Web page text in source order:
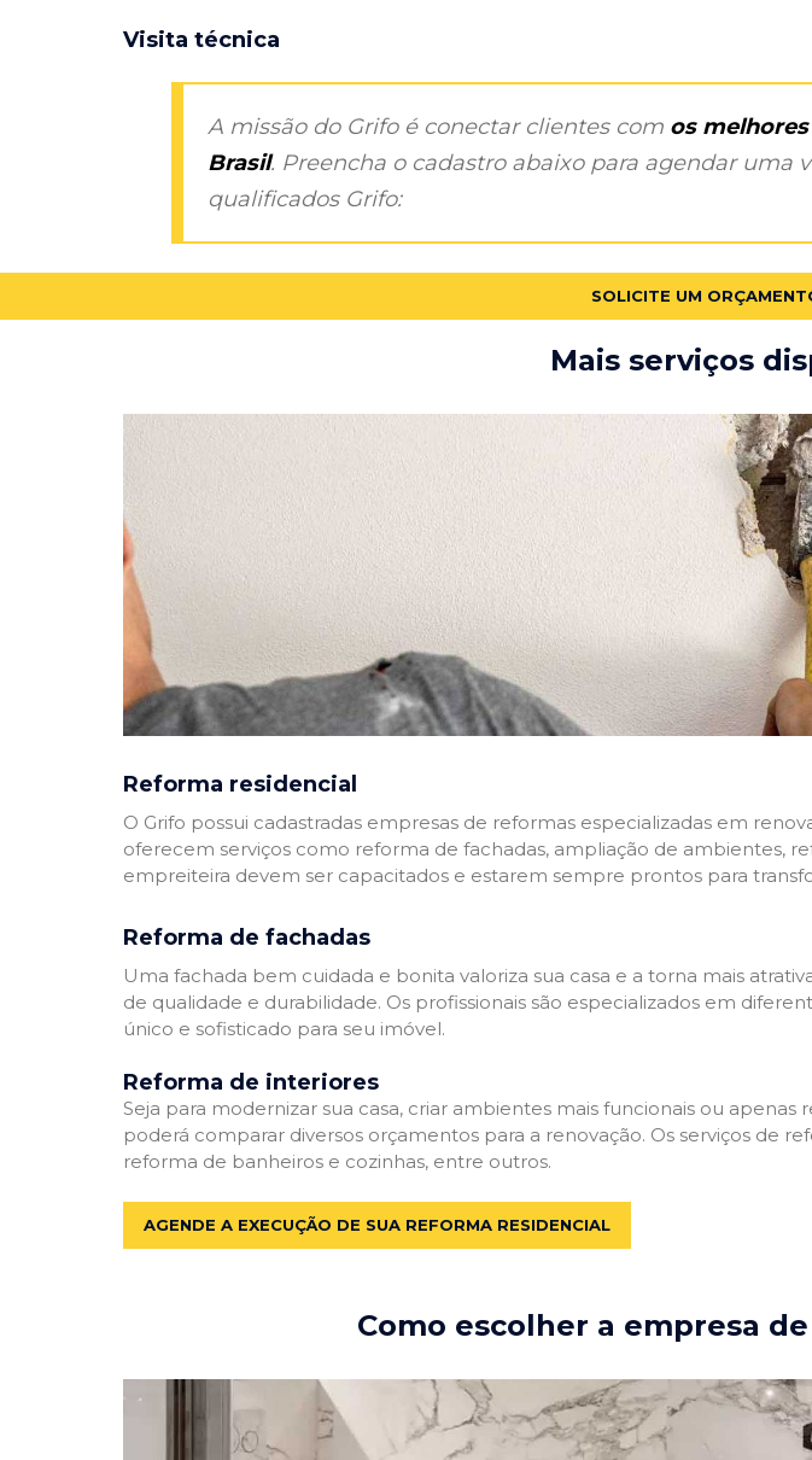
Visita técnica
A missão do Grifo é conectar clientes com os
Brasil. Preencha o cadastro abaixo para agendar uma
qualificados Grifo:
SOLICITE UM
Mais serviços
Reforma residencial
O Grifo possui cadastradas empresas de reformas especializadas em
oferecem serviços como reforma de fachadas, ampliação de ambientes,
empreiteira devem ser capacitados e estarem sempre prontos para
Reforma de fachadas
Uma fachada bem cuidada e bonita valoriza sua casa e a torna mais
de qualidade e durabilidade. Os profissionais são especializados em
único e sofisticado para seu imóvel.
Reforma de interiores
Seja para modernizar sua casa, criar ambientes mais funcionais ou
poderá comparar diversos orçamentos para a renovação. Os serviços de
reforma de banheiros e cozinhas, entre outros.
AGENDE A EXECUÇÃO DE SUA REFORMA RESIDENCIAL
Como escolher a empresa